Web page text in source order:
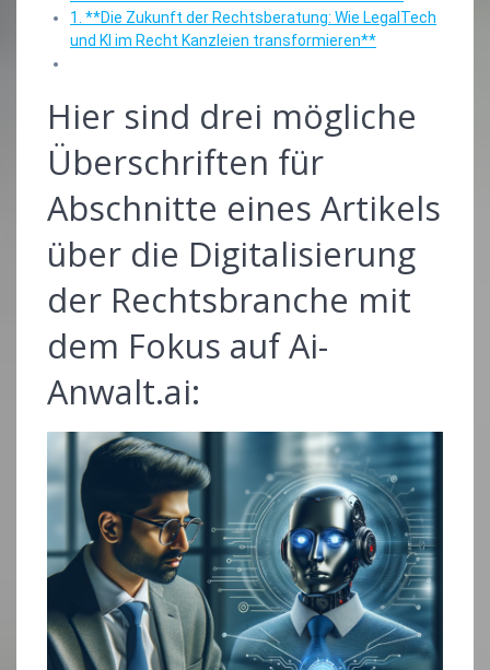
1. **Die Zukunft der Rechtsberatung: Wie LegalTech
und KI im Recht Kanzleien transformieren**
Hier sind drei mögliche
Überschriften für
Abschnitte eines Artikels
über die Digitalisierung
der Rechtsbranche mit
dem Fokus auf Ai-
Anwalt.ai: